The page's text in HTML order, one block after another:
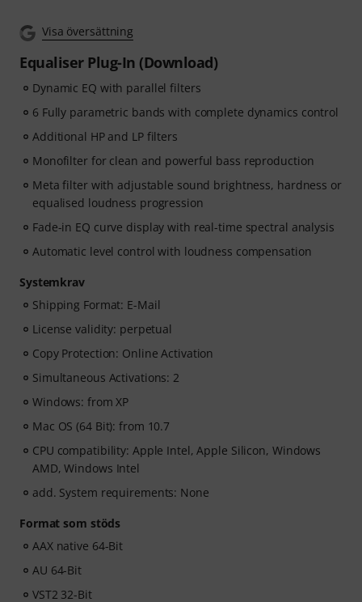
Visa översättning
Equaliser Plug-In (Download)
Dynamic EQ with parallel filters
6 Fully parametric bands with complete dynamics control
Additional HP and LP filters
Monofilter for clean and powerful bass reproduction
Meta filter with adjustable sound brightness, hardness or
equalised loudness progression
Fade-in EQ curve display with real-time spectral analysis
Automatic level control with loudness compensation
Systemkrav
Shipping Format: E-Mail
License validity: perpetual
Copy Protection: Online Activation
Simultaneous Activations: 2
Windows: from XP
Mac OS (64 Bit): from 10.7
CPU compatibility: Apple Intel, Apple Silicon, Windows
AMD, Windows Intel
add. System requirements: None
Format som stöds
AAX native 64-Bit
AU 64-Bit
VST2 32-Bit